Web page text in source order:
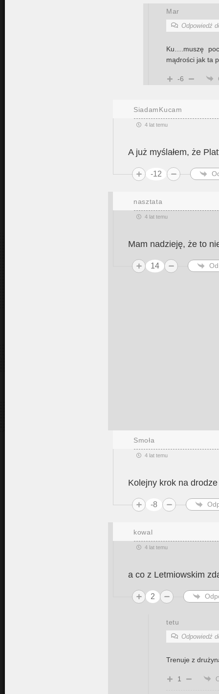
Mar
Odpowiedź
Ku….muszę
mądrości jak ta
-6
SiadamKucam
4 lat temu
A już myślałem, że
-12
nasztata
4 lat temu
Mam nadzieję, że to
14
Smoła
4 lat temu
Kolejny krok na
-8
kowal
4 lat temu
a co z Letmiowskim
2
tetu
Odpowiedź
Trenuje z
1